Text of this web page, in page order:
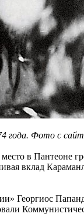
года. Фото с
в Пантеоне
вклад
Георгиос